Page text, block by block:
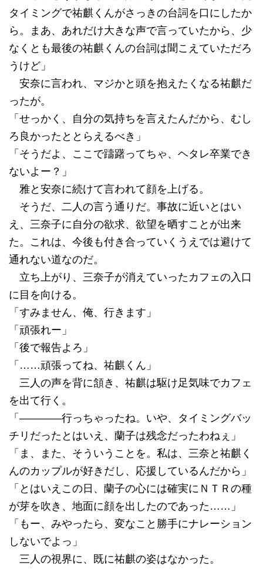
タイミングで祐麒くんがさっきの台詞を口にしたか
ら。まあ、あれだけ大きな声で言っていたから、少
なくとも最後の祐麒くんの台詞は聞こえていただろ
うけど」
安奈に言われ、マジかと頭を抱えたくなる祐麒だ
ったが。
「せっかく、自分の気持ちを言えたんだから、むし
ろ良かったととらえるべき」
「そうだよ、ここで躊躇ってちゃ、ヘタレ卒業でき
ないよー？」
雅と安奈に続けて言われて顔を上げる。
そうだ、二人の言う通りだ。事故に近いとはい
え、三奈子に自分の欲求、欲望を晒すことが出来
た。これは、今後も付き合っていくうえでは避けて
通れない道なのだ。
立ち上がり、三奈子が消えていったカフェの入口
に目を向ける。
「すみません、俺、行きます」
「頑張れー」
「後で報告よろ」
「……頑張ってね、祐麒くん」
三人の声を背に頷き、祐麒は駆け足気味でカフェ
を出て行く。
「――――行っちゃったね。いや、タイミングバッ
チリだったとはいえ、蘭子は残念だったわねぇ」
「ま、また、そういうことを。私は、三奈と祐麒く
んのカップルが好きだし、応援しているんだから」
「とはいえこの日、蘭子の心には確実にＮＴＲの種
が芽を吹き、地面に顔を出したのであった……」
「もー、みやったら、変なこと勝手にナレーション
しないでよっ」
三人の視界に、既に祐麒の姿はなかった。